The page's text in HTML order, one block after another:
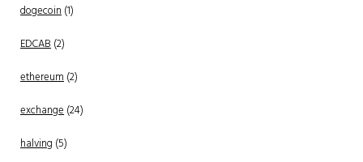
dogecoin(1)
EDCAB(2)
ethereum(2)
exchange(24)
halving (5)